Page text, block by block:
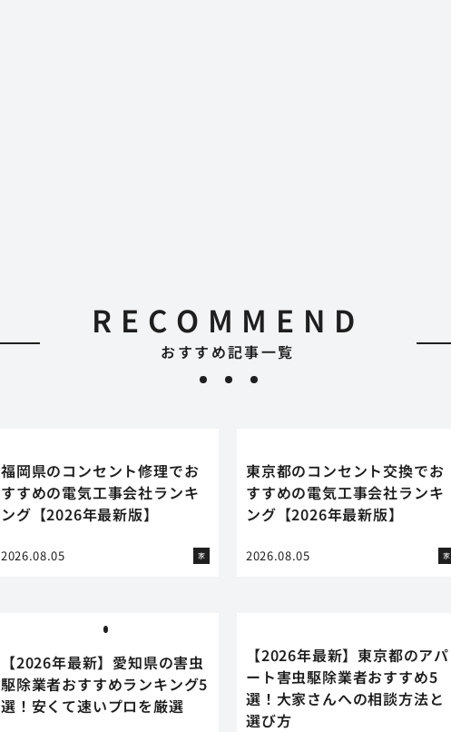
RECOMMEND
おすすめ記事一覧
福岡県のコンセント修理でお
すすめの電気工事会社ランキ
ング【2026年最新版】
2026.08.05 家
東京都のコンセント交換でお
すすめの電気工事会社ランキ
ング【2026年最新版】
2026.08.05 家
【2026年最新】愛知県の害虫
駆除業者おすすめランキング5
選！安くて速いプロを厳選
【2026年最新】東京都のアパ
ート害虫駆除業者おすすめ5
選！大家さんへの相談方法と
選び方